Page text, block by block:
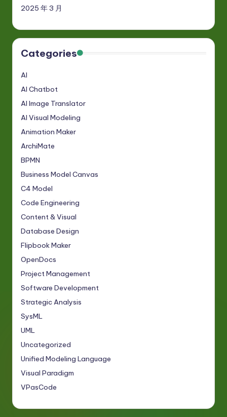
2025 年 3 月
Categories
AI
AI Chatbot
AI Image Translator
AI Visual Modeling
Animation Maker
ArchiMate
BPMN
Business Model Canvas
C4 Model
Code Engineering
Content & Visual
Database Design
Flipbook Maker
OpenDocs
Project Management
Software Development
Strategic Analysis
SysML
UML
Uncategorized
Unified Modeling Language
Visual Paradigm
VPasCode